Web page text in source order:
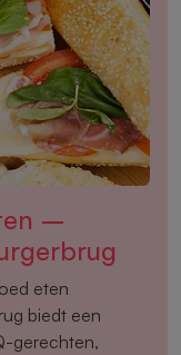
–
eten
biedt een
gerechten,